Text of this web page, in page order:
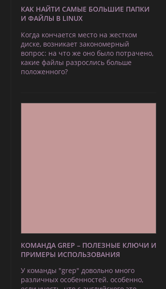
КАК НАЙТИ САМЫЕ БОЛЬШИЕ ПАПКИ
И ФАЙЛЫ В LINUX
Когда кончается место на жестком
диске, возникает закономерный
вопрос: на что же оно было потрачено,
какие файлы разрослись больше
положенного?
КОМАНДА GREP – ПОЛЕЗНЫЕ КЛЮЧИ И
ПРИМЕРЫ ИСПОЛЬЗОВАНИЯ
У команды "grep" довольно много
различных особенностей. особенно,